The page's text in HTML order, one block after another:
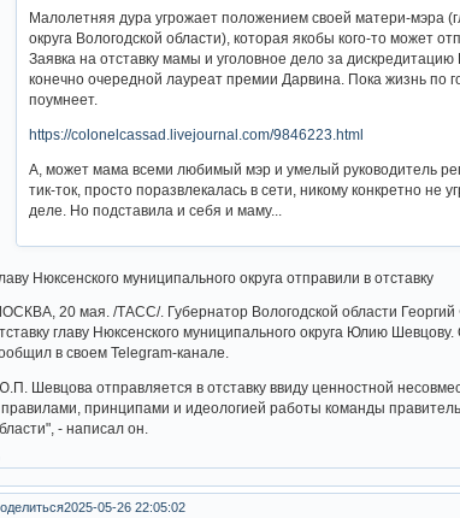
Малолетняя дура угрожает положением своей матери-мэра
округа Вологодской области), которая якобы кого-то может
Заявка на отставку мамы и уголовное дело за
конечно очередной лауреат премии Дарвина. Пока жизнь по
поумнеет.
https://colonelcassad.livejournal.com/9846223.html
А, может мама всеми любимый мэр и умелый руководитель
тик-ток, просто поразвлекалась в сети, никому конкретно не
деле. Но подставила и себя и маму...
Нюксенского муниципального округа отправили в отставку
20 мая. /ТАСС/. Губернатор Вологодской области
главу Нюксенского муниципального округа Юлию
в своем Telegram-канале.
Шевцова отправляется в отставку ввиду ценностной
правилами, принципами и идеологией работы команды
- написал он.
2025-05-26 22:05:02